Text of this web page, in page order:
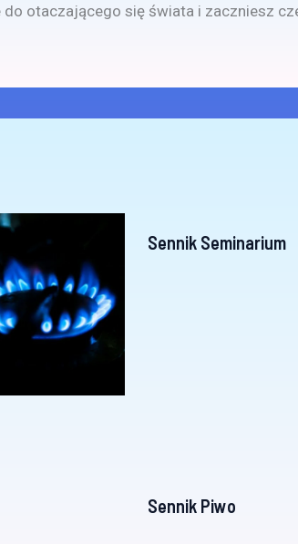
otaczającego się świata i zaczniesz
Sennik Seminarium
Sennik Piwo